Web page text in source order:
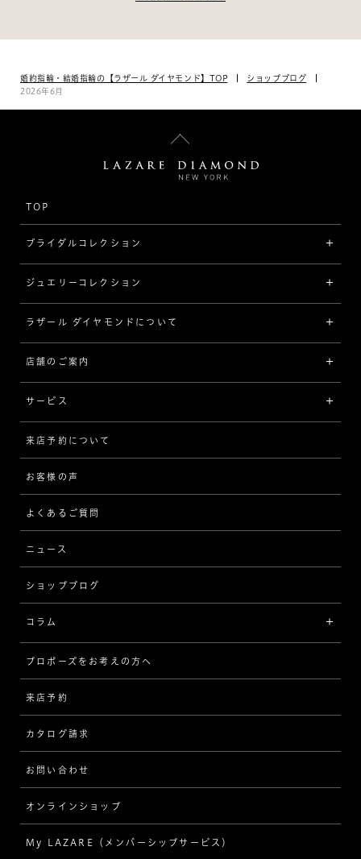
婚約指輪・結婚指輪の【ラザール ダイヤモンド】TOP
ショップブログ
2026年6月
TOP
ブライダルコレクション
婚約指輪（エンゲージリング）
[素材から選ぶ]
プラチナ
イエローゴールド
コンビネーション
[フォルムから選ぶ]
ストレート
ウェーブ
V字
[セッテイングから選ぶ]
ソリテール
ワンサイドメレ
ダブルサイドメレ
ラインメレ
人気の婚約指輪
結婚指輪（マリッジリング）
ジュエリーコレクション
ジュエリーコレクショントップ
ジュエリー一覧
リング
ネックレス/ペンダント
ピアス/イヤリング
ブレスレット
ラザール ダイヤモンドについて
ラザール ダイヤモンドについて
品質
歴史
企業の取り組み
店舗のご案内
サービス
サービスについて
アフターサービス
MESSAGE IN DIAMOND
品質保証
ブライダルアイテム
来店予約について
お客様の声
よくあるご質問
ニュース
ショップブログ
コラム
インタビュー
指輪
ダイヤモンド
プロポーズ
結婚式
プロポーズをお考えの方へ
来店予約
カタログ請求
お問い合わせ
オンラインショップ
My LAZARE（メンバーシップサービス）